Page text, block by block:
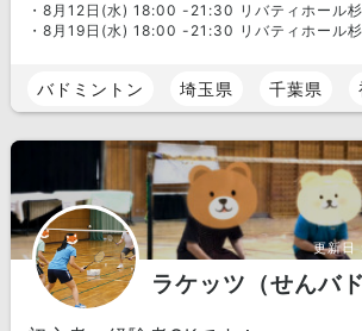
・8月12日(水) 18:00 -21:30 リバティホール
・8月19日(水) 18:00 -21:30 リバティホール
バドミントン 埼玉県 千葉県
更新日
ラケッツ（せんバド